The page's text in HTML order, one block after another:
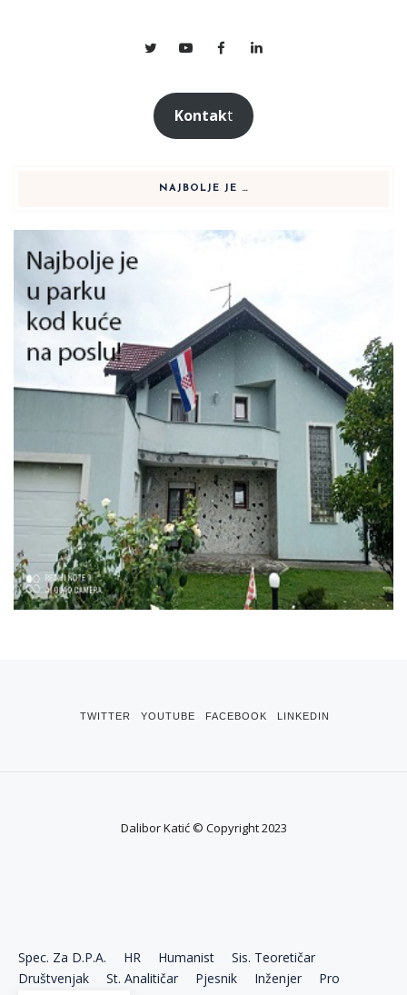
Kontakt
NAJBOLJE JE …
TWITTER YOUTUBE FACEBOOK LINKEDIN
Dalibor Katić © Copyright 2023
Spec. Za D.P.A. HR Humanist
Sis. Teoretičar
Društvenjak
St. Analitičar Pjesnik Inženjer
Pro